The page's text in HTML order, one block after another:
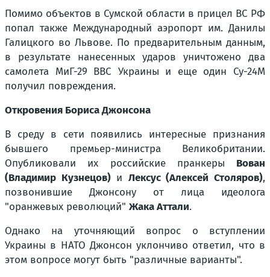
Помимо объектов в Сумской области в прицел ВС РФ
попал также Международный аэропорт им. Данилы
Галицкого во Львове. По предварительным данным,
в результате нанесенных ударов уничтожено два
самолета МиГ-29 ВВС Украины и еще один Су-24М
получил повреждения.
Откровения Бориса Джонсона
В среду в сети появились интересные признания
бывшего премьер-министра Великобритании.
Опубликовали их российские пранкеры Вован
(Владимир Кузнецов)и Лексус (Алексей Столяров),
позвонившие Джонсону от лица идеолога
"оранжевых революций" Жака Аттали.
Однако на уточняющий вопрос о вступлении
Украины в НАТО Джонсон уклончиво ответил, что в
этом вопросе могут быть "различные варианты".